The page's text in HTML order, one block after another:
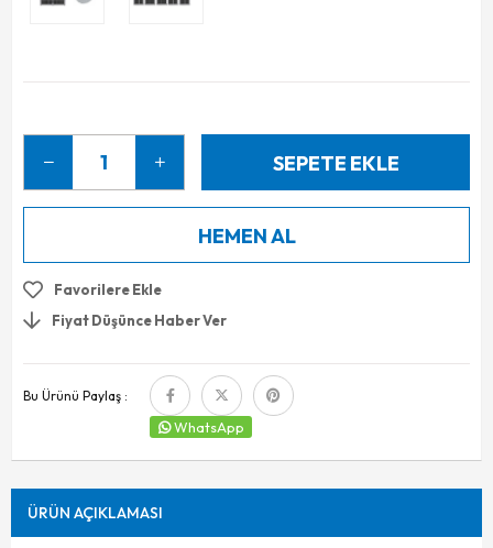
Favorilere Ekle
Fiyat Düşünce Haber Ver
Bu Ürünü Paylaş :
WhatsApp
ÜRÜN AÇIKLAMASI